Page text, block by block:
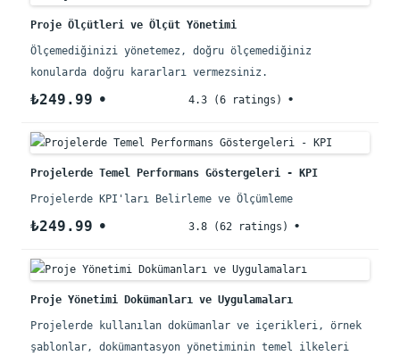
Proje Ölçütleri ve Ölçüt Yönetimi
Ölçemediğinizi yönetemez, doğru ölçemediğiniz
konularda doğru kararları vermezsiniz.
₺249.99 4.3 (6 ratings)
Projelerde Temel Performans Göstergeleri - KPI
Projelerde KPI'ları Belirleme ve Ölçümleme
₺249.99 3.8 (62 ratings)
Proje Yönetimi Dokümanları ve Uygulamaları
Projelerde kullanılan dokümanlar ve içerikleri, örnek
şablonlar, dokümantasyon yönetiminin temel ilkeleri